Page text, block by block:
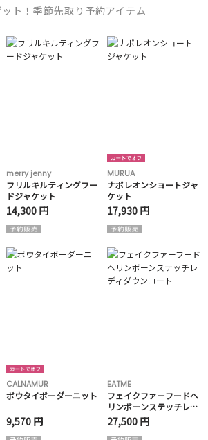
ト！季節先取り予約アイテム
merry jenny
フリルキルティングフー
ドジャケット
14,300 円
MURUA
ナポレオンショートジャ
ケット
17,930 円
CALNAMUR
ボウタイボーダーニット
9,570 円
EATME
フェイクファーフードヘ
リンボーンステッチレデ
ィダウンコート
27,500 円